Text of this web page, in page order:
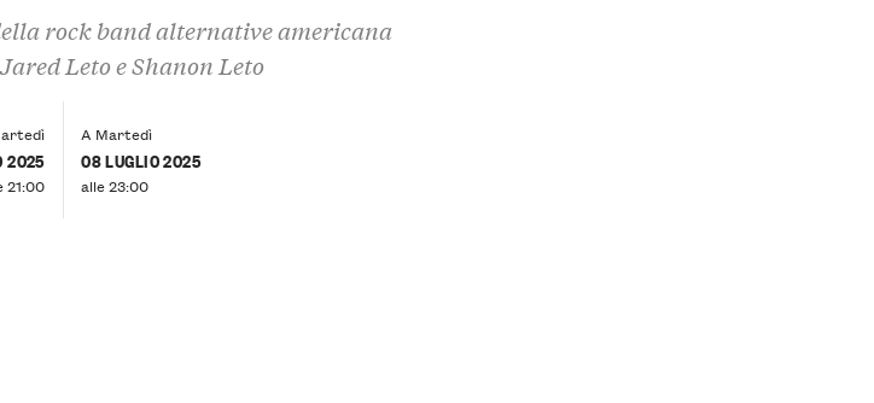
rock band alternative americana
Leto e Shanon Leto
2025
21:00
A Martedì
08 LUGLIO 2025
alle 23:00